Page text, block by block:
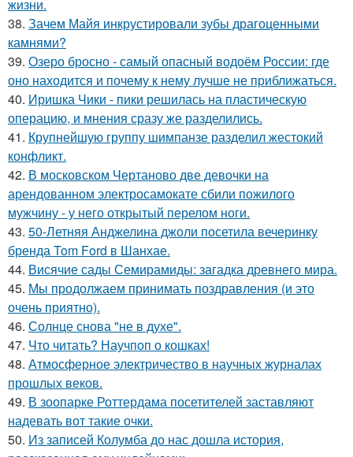
жизни.
38. Зачем Майя инкрустировали зубы драгоценными
камнями?
39. Озеро бросно - самый опасный водоём России: где
оно находится и почему к нему лучше не приближаться.
40. Иришка Чики - пики решилась на пластическую
операцию, и мнения сразу же разделились.
41. Крупнейшую группу шимпанзе разделил жестокий
конфликт.
42. В московском Чертаново две девочки на
арендованном электросамокате сбили пожилого
мужчину - у него открытый перелом ноги.
43. 50-Летняя Анджелина джоли посетила вечеринку
бренда Tom Ford в Шанхае.
44. Висячие сады Семирамиды: загадка древнего мира.
45. Мы продолжаем принимать поздравления (и это
очень приятно).
46. Солнце снова "не в духе".
47. Что читать? Научпоп о кошках!
48. Атмосферное электричество в научных журналах
прошлых веков.
49. В зоопарке Роттердама посетителей заставляют
надевать вот такие очки.
50. Из записей Колумба до нас дошла история,